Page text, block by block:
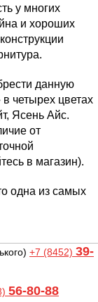
у многих
и хороших
данную
четырех цветах
Ясень Айс.
от
в магазин).
одна из самых
+7 (8452) 39-
56-80-88